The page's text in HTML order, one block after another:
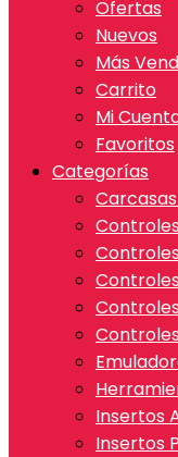
Ofertas
Nuevos
Más
Carrito
Mi
Favoritos
Categorías
Insertos
Insertos